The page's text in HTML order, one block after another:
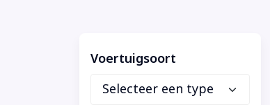
Voertuigsoort